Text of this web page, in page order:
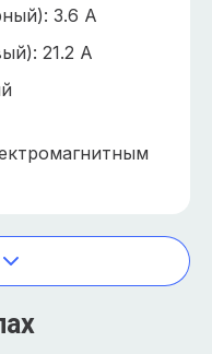
3.6 А
21.2 А